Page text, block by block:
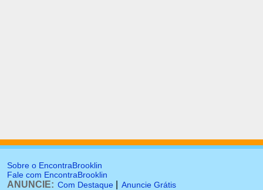
Sobre o EncontraBrooklin
Fale com EncontraBrooklin
ANUNCIE: Com Destaque Anuncie Grátis